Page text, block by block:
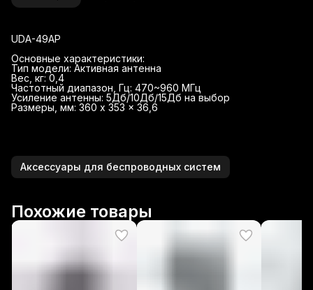
UDA-49AP
Основные характеристики:
Тип модели: Активная антенна
Вес, кг: 0,4
Частотный диапазон, Гц: 470~960 МГц
Усиление антенны: 5Дб/10Дб/15Дб на выбор
Размеры, мм: 360 x 353 x 36,6
Аксессуары для беспроводных систем
Похожие товары